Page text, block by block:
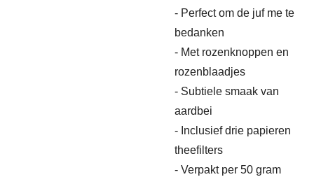
- Perfect om de juf me te
bedanken
- Met rozenknoppen en
rozenblaadjes
- Subtiele smaak van
aardbei
- Inclusief drie papieren
theefilters
- Verpakt per 50 gram